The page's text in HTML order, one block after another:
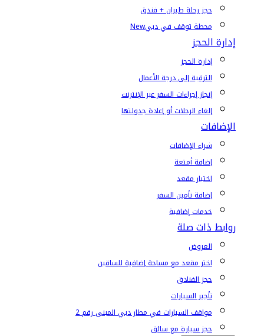
حجز رحلة طيران + فندق
محطة توقف في دبيNew
إدارة الحجز
إدارة الحجز
الترقية إلى درجة الأعمال
إنجاز إجراءات السفر عبر الإنترنت
إلغاء الرحلات أو إعادة جدولتها
الإضافات
شراء الإضافات
إضافة أمتعة
اختيار مقعد
إضافة تأمين السفر
خدمات إضافية
روابط ذات صلة
العروض
اختر مقعد مع مساحة إضافية للساقين
حجز الفنادق
تأجير السيارات
مواقف السيارات في مطار دبي المبنى رقم 2
حجز سيارة مع سائق